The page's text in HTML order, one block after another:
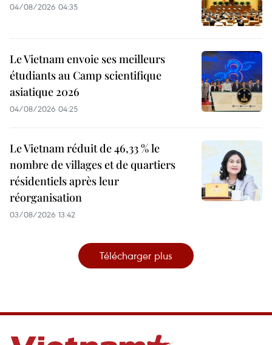
04/08/2026 04:35
Le Vietnam envoie ses meilleurs
étudiants au Camp scientifique
asiatique 2026
04/08/2026 04:25
Le Vietnam réduit de 46,33 % le
nombre de villages et de quartiers
résidentiels après leur
réorganisation
03/08/2026 13:42
Télécharger plus